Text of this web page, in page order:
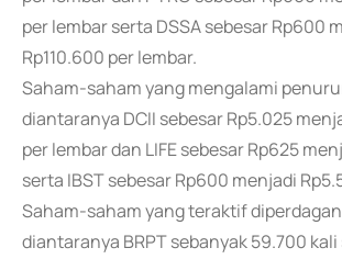
per lembar serta DSSA sebesar Rp600
Rp110.600 per lembar.
Saham-saham yang mengalami
diantaranya DCII sebesar Rp5.025
per lembar dan LIFE sebesar Rp625
serta IBST sebesar Rp600 menjadi
Saham-saham yang teraktif
diantaranya BRPT sebanyak 59.700 kali